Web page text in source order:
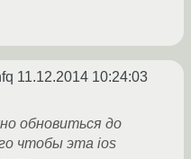
11.12.2014 10:24:03
обновиться до
чтобы эта ios